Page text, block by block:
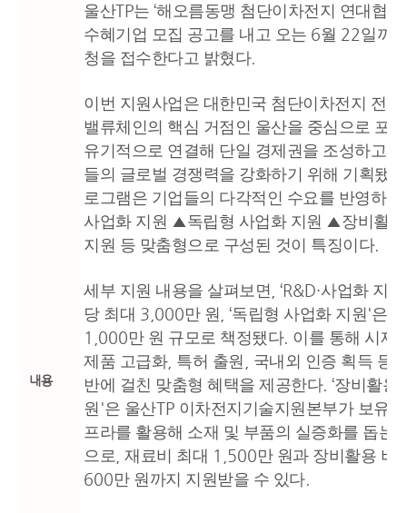
내용
울산TP는‘해오름동맹 첨단이차전지 연대협력
수혜기업 모집 공고를 내고 오는 6월 22일까
청을 접수한다고 밝혔다.
이번 지원사업은 대한민국 첨단이차전지 전주
밸류체인의 핵심 거점인 울산을 중심으로 포항
유기적으로 연결해 단일 경제권을 조성하고
들의 글로벌 경쟁력을 강화하기 위해 기획됐다
로그램은 기업들의 다각적인 수요를 반영하여
사업화 지원 ▲독립형 사업화 지원 ▲장비활
지원 등 맞춤형으로 구성된 것이 특징이다.
세부 지원 내용을 살펴보면 , ‘R&D·사업화 지원
당 최대 3,000만 원 , ‘독립형 사업화 지원 '은
1,000만 원 규모로 책정됐다. 이를 통해 시제
제품 고급화, 특허 출원
국내외 인증 획득 등
반에 걸친 맞춤형 혜택을 제공한다. ‘장비활용
원 '은 울산TP 이차전지기술지원본부가 보유
프라를 활용해 소재 및 부품의 실증화를 돕는
으로 ,재료비 최대 1,500만 원과 장비활용 비
600만 원까지 지원받을 수 있다.